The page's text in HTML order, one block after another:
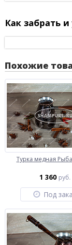
Как забрать и
Похожие
Турка медная
1 360 руб.
Под